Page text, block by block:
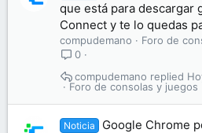
que está para descargar
Connect y te lo quedas
compudemano
Foro de
0
Foro de consolas y juegos
compudemano
Noticia
Google Chrome